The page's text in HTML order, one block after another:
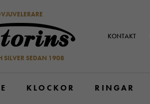
SILVER SEDAN 1908
KONTAKT
KLOCKOR RINGAR